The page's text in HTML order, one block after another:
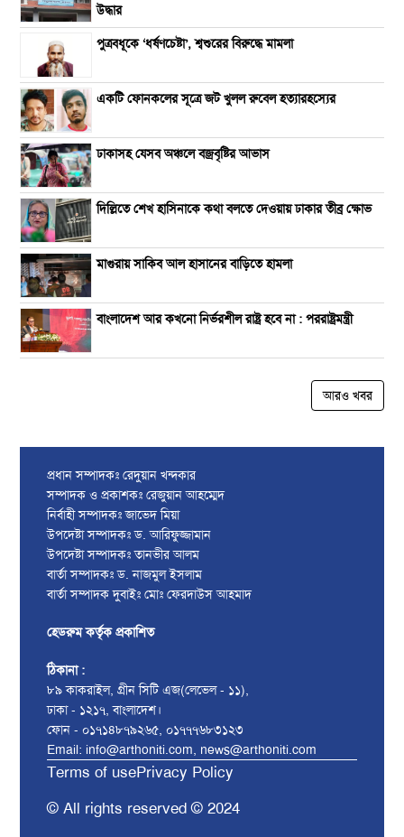
উদ্ধার
পুত্রবধূকে ‘ধর্ষণচেষ্টা’, শ্বশুরের বিরুদ্ধে মামলা
একটি ফোনকলের সূত্রে জট খুলল রুবেল হত্যারহস্যের
ঢাকাসহ যেসব অঞ্চলে বজ্রবৃষ্টির আভাস
দিল্লিতে শেখ হাসিনাকে কথা বলতে দেওয়ায় ঢাকার তীব্র ক্ষোভ
মাগুরায় সাকিব আল হাসানের বাড়িতে হামলা
বাংলাদেশ আর কখনো নির্ভরশীল রাষ্ট্র হবে না : পররাষ্ট্রমন্ত্রী
আরও খবর
প্রধান সম্পাদকঃ রেদুয়ান খন্দকার
সম্পাদক ও প্রকাশকঃ রেজুয়ান আহম্মেদ
নির্বাহী সম্পাদকঃ জাভেদ মিয়া
উপদেষ্টা সম্পাদকঃ ড. আরিফুজ্জামান
উপদেষ্টা সম্পাদকঃ তানভীর আলম
বার্তা সম্পাদকঃ ড. নাজমুল ইসলাম
বার্তা সম্পাদক দুবাইঃ মোঃ ফেরদাউস আহমাদ
হেডরুম কর্তৃক প্রকাশিত
ঠিকানা :
৮৯ কাকরাইল, গ্রীন সিটি এজ(লেভেল - ১১),
ঢাকা - ১২১৭, বাংলাদেশ।
ফোন - ০১৭১৪৮৭৯২৬৫, ০১৭৭৭৬৮৩১২৩
Email: info@arthoniti.com, news@arthoniti.com
Terms of usePrivacy Policy
© All rights reserved © 2024